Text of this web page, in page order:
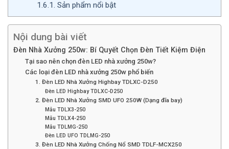
1.6.1. Sản phẩm nổi bật
Nội dung bài viết
Đèn Nhà Xưởng 250w: Bí Quyết Chọn Đèn Tiết Kiệm Điện
Tại sao nên chọn đèn LED nhà xưởng 250w?
Các loại đèn LED nhà xưởng 250w phổ biến
1. Đèn LED Nhà Xưởng Highbay TDLXC-D250
Đèn LED Highbay TDLXC-D250
2. Đèn LED Nhà Xưởng SMD UFO 250W (Dạng đĩa bay)
Mẫu TDLX3-250
Mẫu TDLX4-250
Mẫu TDLMG-250
Đèn LED UFO TDLMG-250
3. Đèn LED Nhà Xưởng Chống Nổ SMD TDLF-MCX250